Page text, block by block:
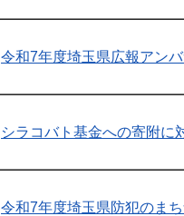
令和7年度埼玉県広報アン
シラコバト基金への寄附に
令和7年度埼玉県防犯のま